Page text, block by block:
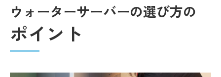
家庭やオフィスに適したウォーターサーバーの
タイプを見つけよう
ウォーターサーバーの選び方の
ポイント